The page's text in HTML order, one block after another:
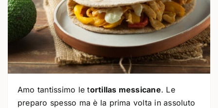
Amo tantissimo le tortillas messicane. Le
preparo spesso ma è la prima volta in assoluto